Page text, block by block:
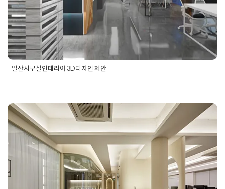
일산사무실인테리어 3D디자인 제안
피스인테리어,일산인테리어,일산회사인테리어
사무실칸막이공사 감각적인 디자인
으로 공간분리를 진행한 시공 현장
Posted on2024년 11월 5일by DOPAMIN